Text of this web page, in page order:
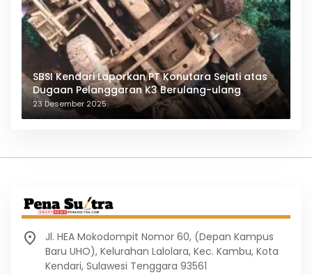
SBSI Kendari Laporkan PT Konutara Sejati atas
Dugaan Pelanggaran K3 Berulang-ulang
23 Desember 2025
Jl. HEA Mokodompit Nomor 60, (Depan Kampus
Baru UHO), Kelurahan Lalolara, Kec. Kambu, Kota
Kendari, Sulawesi Tenggara 93561